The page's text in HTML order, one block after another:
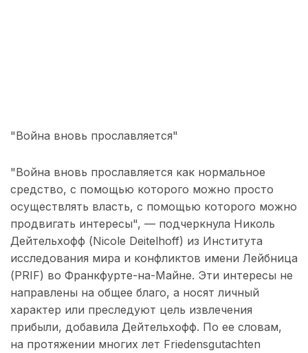
"Война вновь прославляется"
"Война вновь прославляется как нормальное
средство, с помощью которого можно просто
осуществлять власть, с помощью которого можно
продвигать интересы", — подчеркнула Николь
Дейтельхофф (Nicole Deitelhoff) из Института
исследования мира и конфликтов имени Лейбница
(PRIF) во Франкфурте-на-Майне. Эти интересы не
направлены на общее благо, а носят личный
характер или преследуют цель извлечения
прибыли, добавила Дейтельхофф. По ее словам,
на протяжении многих лет Friedensgutachten